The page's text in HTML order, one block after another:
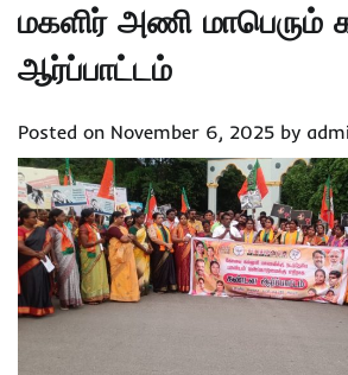
மகளிர் அணி
ஆர்ப்பாட்டம்
Posted on November 6, 2025 by